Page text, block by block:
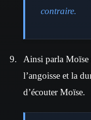
contraire.
Ainsi parla Moïse
l’angoisse et la
d’écouter Moïse.